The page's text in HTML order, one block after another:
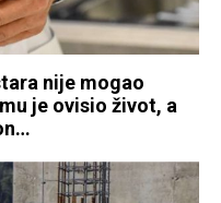
nije mogao
je ovisio život, a